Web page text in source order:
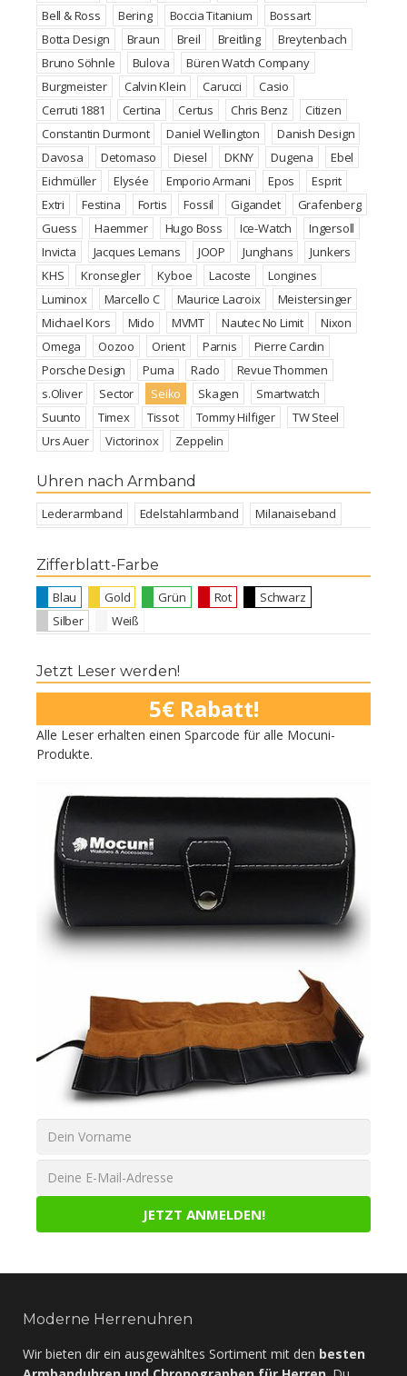
Bell & Ross Bering Boccia Titanium
Bossart
Botta Design
Braun Breil Breitling
Breytenbach
Bruno Söhnle
Bulova
Büren Watch Company
Burgmeister
Calvin Klein Carucci
Casio
Cerruti 1881
Certina Certus Chris Benz
Citizen
Constantin Durmont
Daniel Wellington
Danish Design
Davosa
Detomaso Diesel DKNY Dugena
Ebel
Eichmüller
Elysée Emporio Armani Epos
Esprit
Extri
Festina Fortis Fossil Gigandet
Grafenberg
Guess
Haemmer Hugo Boss Ice-Watch
Ingersoll
Invicta
Jacques Lemans JOOP Junghans
Junkers
KHS
Kronsegler Kyboe Lacoste
Longines
Luminox
Marcello C Maurice Lacroix
Meistersinger
Michael Kors
Mido MVMT Nautec No Limit
Nixon
Omega
Oozoo Orient Parnis
Pierre Cardin
Porsche Design
Puma Rado
Revue Thommen
s.Oliver
Sector Seiko Skagen
Smartwatch
Suunto
Timex Tissot Tommy Hilfiger
TW Steel
Urs Auer
Victorinox Zeppelin
Uhren nach Armband
Lederarmband Edelstahlarmband Milanaiseband
Zifferblatt-Farbe
Blau Gold Grün Rot
Schwarz
Silber
Weiß
Jetzt Leser werden!
5€ Rabatt!
Alle Leser erhalten einen Sparcode für alle Mocuni-
Produkte.
Moderne Herrenuhren
Wir bieten dir ein ausgewähltes Sortiment mit den besten